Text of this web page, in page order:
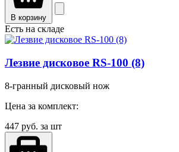
В корзину
Есть на складе
Лезвие дисковое RS-100 (8)
8-гранный дисковый нож
Цена за комплект:
447 руб. за шт